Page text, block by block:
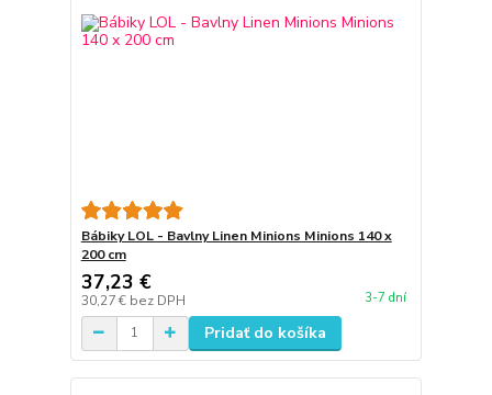
Bábiky LOL - Bavlny Linen Minions Minions 140 x
200 cm
37,23 €
30,27 € bez DPH 3-7 dní
Pridať do košíka